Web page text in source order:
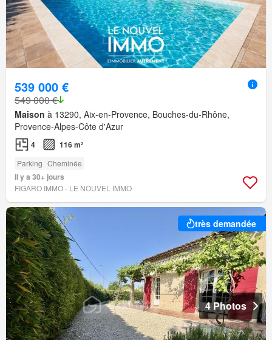
539 000 €
549 000 €
Maison à 13290, Aix-en-Provence, Bouches-du-Rhône,
Provence-Alpes-Côte d'Azur
4 116 m²
Parking Cheminée
Il y a 30+ jours
FIGARO IMMO - LE NOUVEL IMMO
très demandée
4 Photos